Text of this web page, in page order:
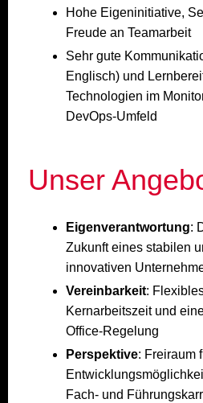
Hohe Eigeninitiative,
Freude an Teamarbeit
Sehr gute
Englisch) und
Technologien im
DevOps-Umfeld
Unser
Eigenverantwortung:
Zukunft eines stabilen
innovativen
Vereinbarkeit:
Kernarbeitszeit und
Office-Regelung
Perspektive: Freiraum
Fach- und